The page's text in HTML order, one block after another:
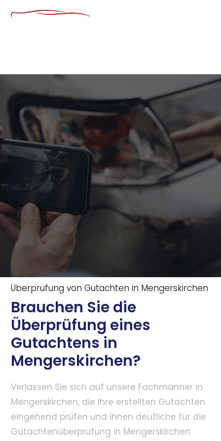
Überprüfung von Gutachten in Mengerskirchen
Brauchen Sie die
Überprüfung eines
Gutachtens in
Mengerskirchen?
Verlassen Sie sich auf unsere Fachmänner in
Mengerskirchen, die Ihre erstellten Gutachten
eingehend prüfen und Ihnen deutliche für die
Gutachtenüberprüfung in Mengerskirchen